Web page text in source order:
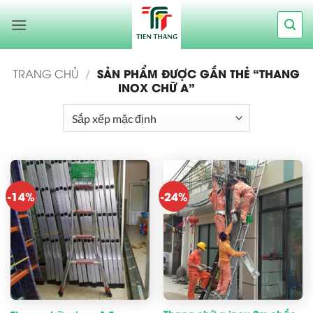
Bỏ
qua
nội
TRANG CHỦ / SẢN PHẨM ĐƯỢC GẮN THẺ “THANG
INOX CHỮ A”
-14% -24%